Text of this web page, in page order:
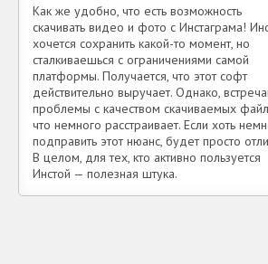
Как же удобно, что есть возможность
скачивать видео и фото с Инстаграма!
хочется сохранить какой-то момент, но
сталкиваешься с ограничениями самой
платформы. Получается, что этот софт
действительно выручает. Однако,
проблемы с качеством скачиваемых
что немного расстраивает. Если хоть
подправить этот нюанс, будет просто
В целом, для тех, кто активно пользуется
Инстой — полезная штука.